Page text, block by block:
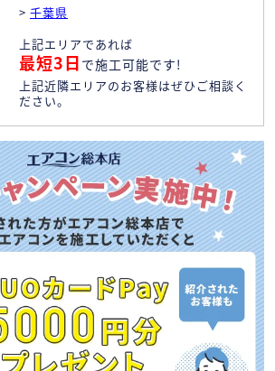
> 千葉県
上記エリアであれば
最短3日 で施工可能です!
上記近隣エリアのお客様はぜひご相談く
ださい。